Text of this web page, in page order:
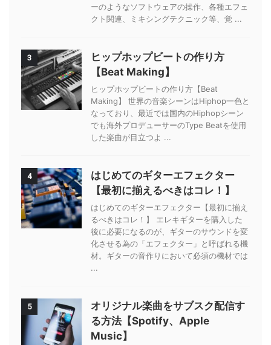
ーのようなソフトウェアの操作、各種エフェ
クト関連、ミキシングテクニック等、覚 ...
3
ヒップホップビートの作り方
【Beat Making】
ヒップホップビートの作り方【Beat
Making】 世界の音楽シーンはHiphop一色と
なっており、最近では国内のHiphopシーン
でも海外プロデューサーのType Beatを使用
した楽曲が目立つよ ...
4
はじめてのギターエフェクター
【最初に揃えるべきはコレ！】
はじめてのギターエフェクター【最初に揃え
るべきはコレ！】 エレキギターを購入した
後に必要になるのが、ギターのサウンドを変
化させる為の「エフェクター」と呼ばれる機
材。ギターの音作りにおいて必須の機材では
...
5
オリジナル楽曲をサブスク配信す
る方法【Spotify、Apple
Music】